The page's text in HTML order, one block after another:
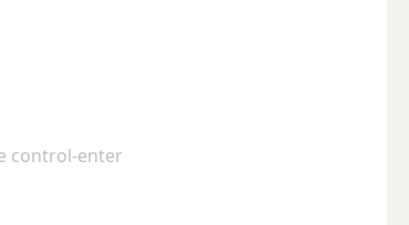
control-enter